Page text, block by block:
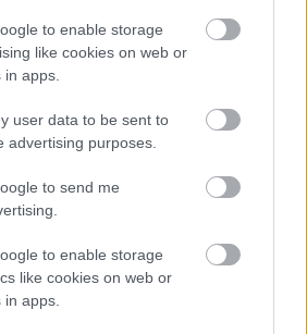
to enable storage
like cookies on web or
apps.
user data to be sent to
advertising purposes.
to send me
to enable storage
like cookies on web or
apps.
vingrinājumu, kas ir paveicams,
pilna laika darbu, kas arī
nolūkos. Neviena no
nav uzskatāma par
Ja jums ir kādas bažas,
ar savu ārstu vai citu
aprūpes pakalpojumu
kategorijā un tās